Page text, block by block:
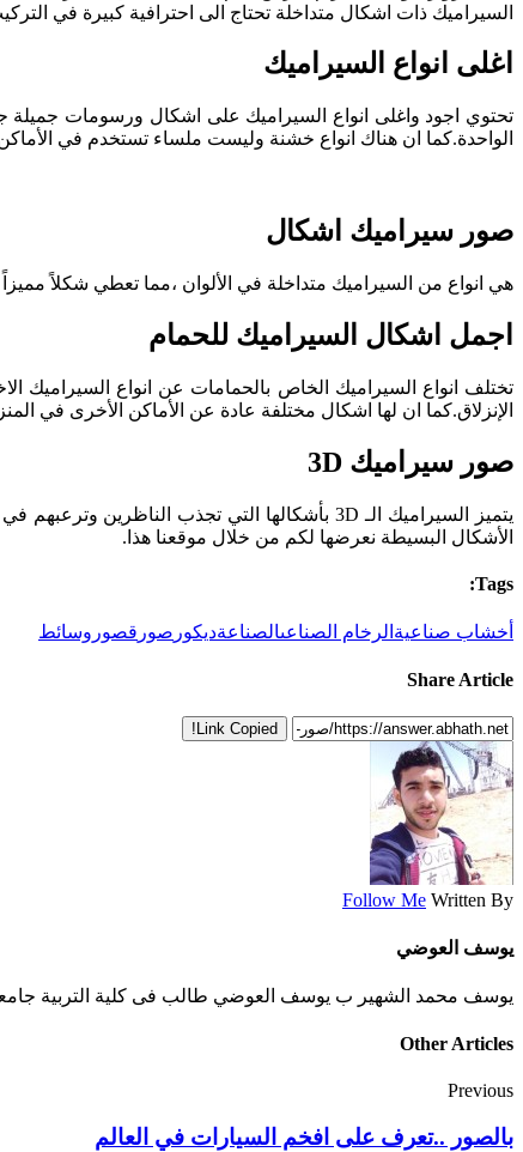
السيراميك ذات اشكال متداخلة تحتاج الى احترافية كبيرة في
اغلى انواع السيراميك
تحتوي اجود واغلى انواع السيراميك على اشكال ورسومات جميلة
الواحدة.كما ان هناك انواع خشنة وليست ملساء تستخدم في
صور سيراميك اشكال
هي انواع من السيراميك متداخلة في الألوان ،مما تعطي شكلاً
اجمل اشكال السيراميك للحمام
تختلف انواع السيراميك الخاص بالحمامات عن انواع السيراميك
الإنزلاق.كما ان لها اشكال مختلفة عادة عن الأماكن الأخرى
صور سيراميك 3D
الأشكال البسيطة نعرضها لكم من خلال موقعنا هذا.
Tags:
أخشاب صناعية الرخام الصناعىالصناعةديكور صور قصور وسائط
Share Article
Link Copied!
Follow Me Written By
يوسف العوضي
يوسف محمد الشهير ب يوسف العوضي طالب فى كلية التربية جامعة
Other Articles
Previous
بالصور ..تعرف على افخم السيارات في العالم